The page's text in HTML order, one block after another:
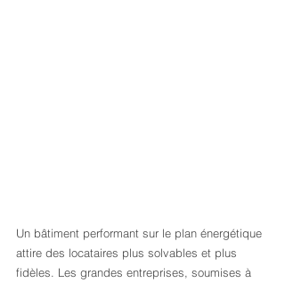
Un bâtiment performant sur le plan énergétique
attire des locataires plus solvables et plus
fidèles. Les grandes entreprises, soumises à